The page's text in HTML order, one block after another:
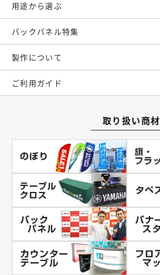
用途から選ぶ
バックパネル特集
製作について
ご利用ガイド
取り扱い商材